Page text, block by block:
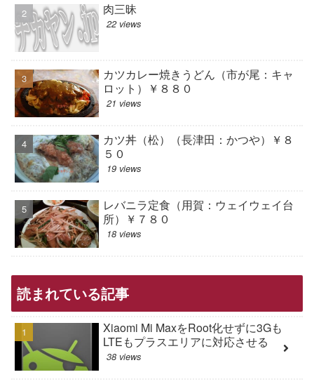
肉三昧
22 views
カツカレー焼きうどん（市が尾：キャ
ロット）￥８８０
21 views
カツ丼（松）（長津田：かつや）￥８
５０
19 views
レバニラ定食（用賀：ウェイウェイ台
所）￥７８０
18 views
読まれている記事
Xiaomi Mi MaxをRoot化せずに3Gも
LTEもプラスエリアに対応させる
38 views